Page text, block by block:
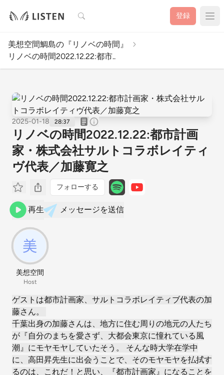
検索 登録
美想空間鯛島の『リノベの時間』
リノベの時間2022.12.22:都市..
2025-01-18 28:37
リノベの時間2022.12.22:都市計画
家・株式会社サルトコラボレイティ
ヴ代表／加藤寛之
フォローする
再生 メッセージを送信
美想空間
Host
ゲストは都市計画家、サルトコラボレイティブ代表の加
藤さん。
千葉出身の加藤さんは、地方に住む周りの地元の人たち
が『自分のまちを愛さず、大都会東京に憧れている風
潮』にモヤモヤしていたそう。 そんな時大学在学中
に、高田昇先生に出会うことで、そのモヤモヤを払拭す
るのは、これだ！と思い、『都市計画家』になることを